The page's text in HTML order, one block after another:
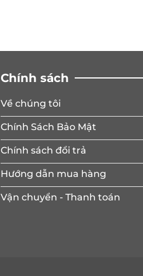
Chính sách
Về chúng tôi
Chính Sách Bảo Mật
Chính sách đổi trả
Hướng dẫn mua hàng
Vận chuyển - Thanh toán